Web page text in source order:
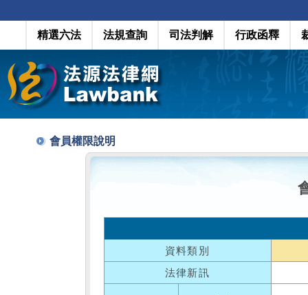
精選六法 法規查詢 司法判解 行政函釋
會員權限說明
資料類別
法律新訊